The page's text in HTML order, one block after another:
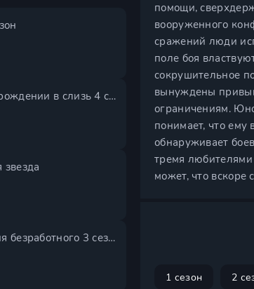
помощи,
вооруженного
сражений люди
поле боя
сокрушительное
вынуждены
ограничениям.
понимает, что ему
обнаруживает
тремя любителями
может, что вскоре
1 сезон 2
О моем перерождении в слизь 4 сезон
Реинкарнация безработного 3 сезон